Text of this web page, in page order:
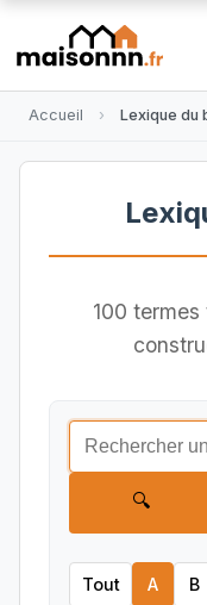
Accueil Lexique du
100
🔍
Tout A B